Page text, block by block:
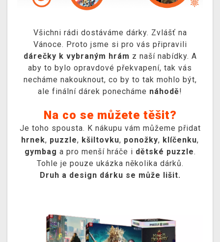
Všichni rádi dostáváme dárky. Zvlášť na
Vánoce. Proto jsme si pro vás připravili
dárečky k vybraným hrám z naší nabídky. A
aby to bylo opravdové překvapení, tak vás
necháme nakouknout, co by to tak mohlo být,
ale finální dárek ponecháme náhodě!
Na co se můžete těšit?
Je toho spousta. K nákupu vám můžeme přidat
hrnek, puzzle, kšiltovku, ponožky, klíčenku,
gymbag a pro menší hráče i dětské puzzle.
Tohle je pouze ukázka několika dárků.
Druh a design dárku se může lišit.